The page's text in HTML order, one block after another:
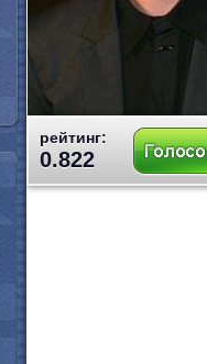
рейтинг:
0.822